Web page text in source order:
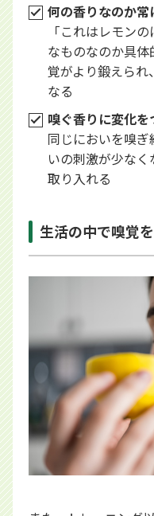
何の香りなのか常
「これはレモン
なものなのか具
覚がより鍛えられ
なる
嗅ぐ香りに変化を
同じにおいを嗅
いの刺激が少な
取り入れる
生活の中で嗅覚